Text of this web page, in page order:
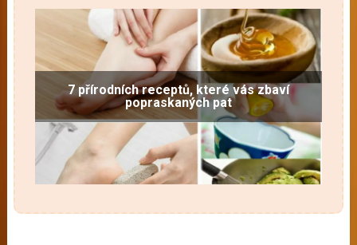
7 přírodních receptů, které vás zbaví
popraskaných pat